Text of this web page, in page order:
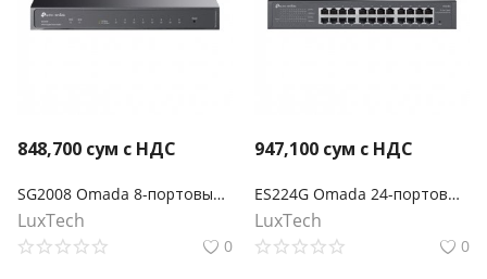
848,700 сум с НДС
SG2008 Omada 8-портовый гигабитный коммутатор Smart
LuxTech
0
947,100 сум с НДС
ES224G Omada 24-портовый гигабитный Easy Managed коммутатор
LuxTech
0